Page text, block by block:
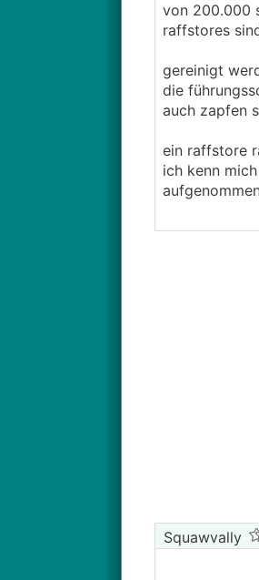
von 200.000
raffstores
gereinigt
die
auch zapfen
ein raffstore
ich kenn
Squawvally